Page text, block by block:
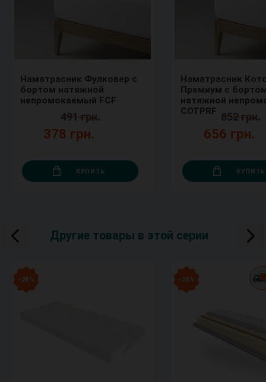
Наматрасник Фулковер с
бортом натяжной
непромокаемый FCF
378 грн.
491 грн.
КУПИТЬ
Наматрасник
Премиум с
натяжной
COTPRF
656 грн.
852 грн.
КУПИТЬ
Другие товары в этой серии
- 20 % - 20 %